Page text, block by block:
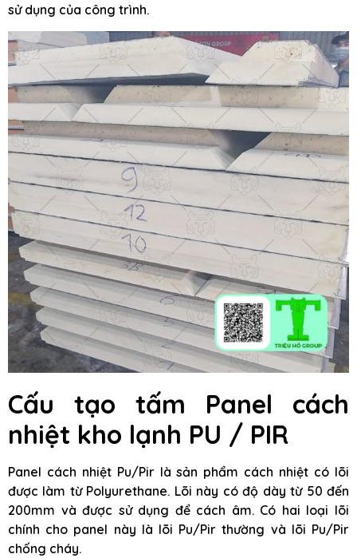
sử dụng của công trình.
Cấu tạo tấm Panel cách
nhiệt kho lạnh PU / PIR
Panel cách nhiệt Pu/Pir là sản phẩm cách nhiệt có lõi
được làm từ Polyurethane. Lõi này có độ dày từ 50 đến
200mm và được sử dụng để cách âm. Có hai loại lõi
chính cho panel này là lõi Pu/Pir thường và lõi Pu/Pir
chống cháy.